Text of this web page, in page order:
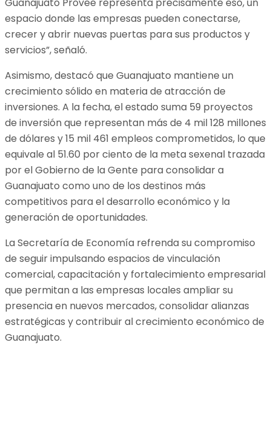
espacio donde las empresas pueden conectarse,
crecer y abrir nuevas puertas para sus productos y
servicios”, señaló.
Asimismo, destacó que Guanajuato mantiene un
crecimiento sólido en materia de atracción de
inversiones. A la fecha, el estado suma 59 proyectos
de inversión que representan más de 4 mil 128 millones
de dólares y 15 mil 461 empleos comprometidos, lo que
equivale al 51.60 por ciento de la meta sexenal trazada
por el Gobierno de la Gente para consolidar a
Guanajuato como uno de los destinos más
competitivos para el desarrollo económico y la
generación de oportunidades.
La Secretaría de Economía refrenda su compromiso
de seguir impulsando espacios de vinculación
comercial, capacitación y fortalecimiento empresarial
que permitan a las empresas locales ampliar su
presencia en nuevos mercados, consolidar alianzas
estratégicas y contribuir al crecimiento económico de
Guanajuato.